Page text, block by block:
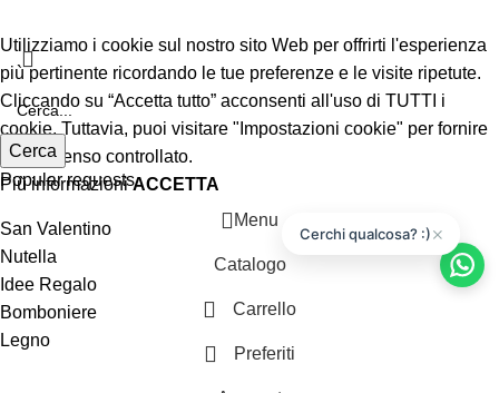
Cerca
Popular requests
San Valentino
Nutella
Idee Regalo
Bomboniere
Legno
Utilizziamo i cookie sul nostro sito Web per offrirti l'esperienza
più pertinente ricordando le tue preferenze e le visite ripetute.
Cliccando su “Accetta tutto” acconsenti all'uso di TUTTI i
cookie. Tuttavia, puoi visitare "Impostazioni cookie" per fornire
un consenso controllato.
Più informazioniACCETTA
×
Cerchi qualcosa? :)
Menu
Catalogo
Carrello
Preferiti